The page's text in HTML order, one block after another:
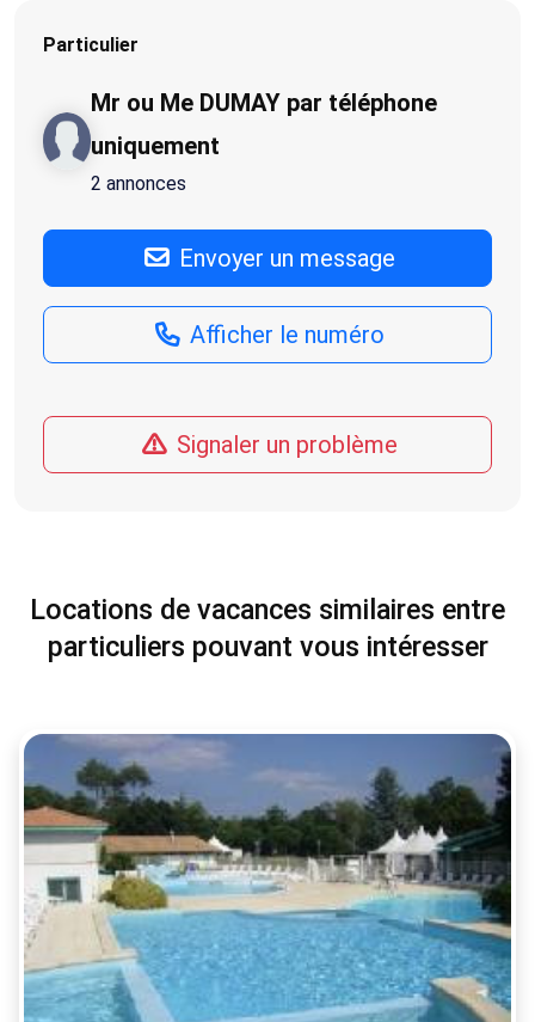
Particulier
Mr ou Me DUMAY par téléphone
uniquement
2 annonces
Envoyer un message
Afficher le numéro
Signaler un problème
Locations de vacances similaires entre
particuliers pouvant vous intéresser